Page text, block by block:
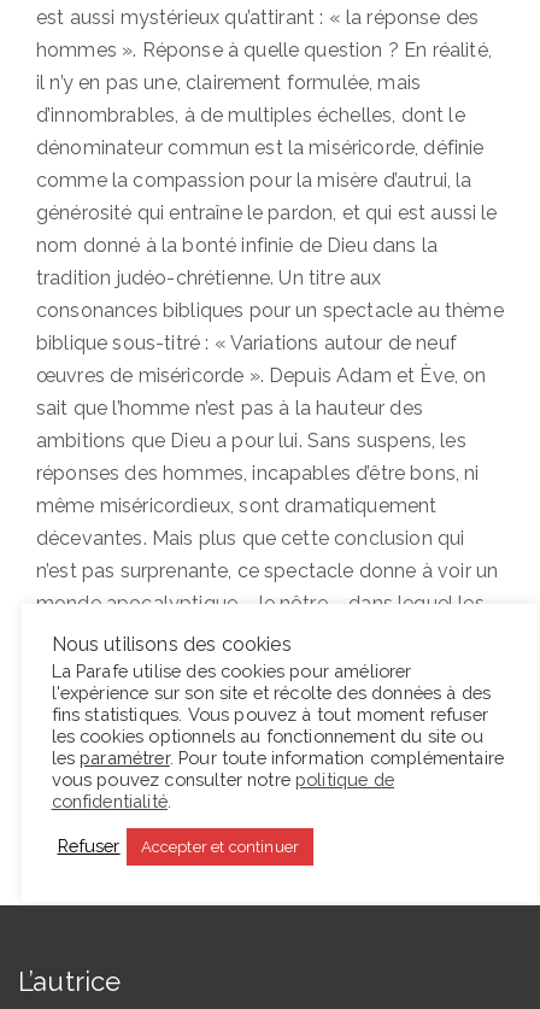
est aussi mystérieux qu’attirant : « la réponse des
hommes ». Réponse à quelle question ? En réalité,
il n’y en pas une, clairement formulée, mais
d’innombrables, à de multiples échelles, dont le
dénominateur commun est la miséricorde, définie
comme la compassion pour la misère d’autrui, la
générosité qui entraîne le pardon, et qui est aussi le
nom donné à la bonté infinie de Dieu dans la
tradition judéo-chrétienne. Un titre aux
consonances bibliques pour un spectacle au thème
biblique sous-titré : « Variations autour de neuf
œuvres de miséricorde ». Depuis Adam et Ève, on
sait que l’homme n’est pas à la hauteur des
ambitions que Dieu a pour lui. Sans suspens, les
réponses des hommes, incapables d’être bons, ni
même miséricordieux, sont dramatiquement
décevantes. Mais plus que cette conclusion qui
n’est pas surprenante, ce spectacle donne à voir un
monde apocalyptique – le nôtre – dans lequel les
sirènes sonnent sans relâche, sans que les humains
paraissent réagir.
Lire la suite
L’autrice
Nous utilisons des cookies
La Parafe utilise des cookies pour améliorer
l'expérience sur son site et récolte des données à des
fins statistiques. Vous pouvez à tout moment refuser
les cookies optionnels au fonctionnement du site ou
les paramétrer. Pour toute information complémentaire
vous pouvez consulter notre politique de
confidentialité.
Refuser Accepter et continuer